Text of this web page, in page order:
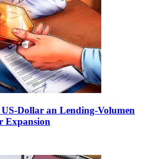
Dollar an Lending-Volumen
Expansion